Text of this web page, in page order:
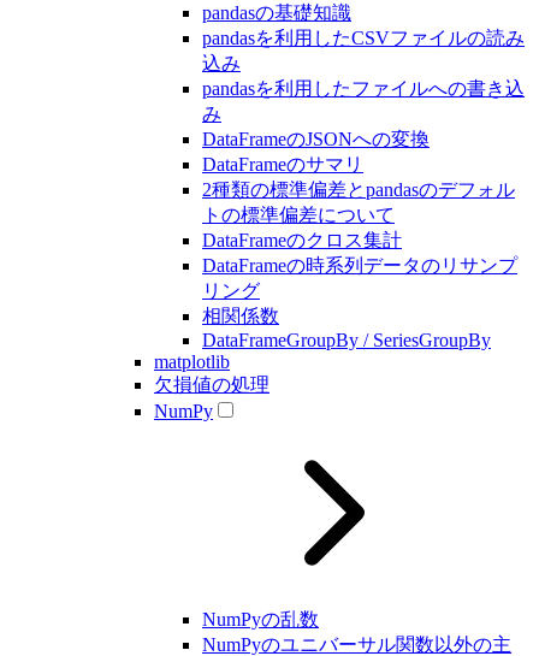
pandasの基礎知識
pandasを利用したCSVファイルの読み
込み
pandasを利用したファイルへの書き込
み
DataFrameのJSONへの変換
DataFrameのサマリ
2種類の標準偏差とpandasのデフォル
トの標準偏差について
DataFrameのクロス集計
DataFrameの時系列データのリサンプ
リング
相関係数
DataFrameGroupBy / SeriesGroupBy
matplotlib
欠損値の処理
NumPy
NumPyの乱数
NumPyのユニバーサル関数以外の主